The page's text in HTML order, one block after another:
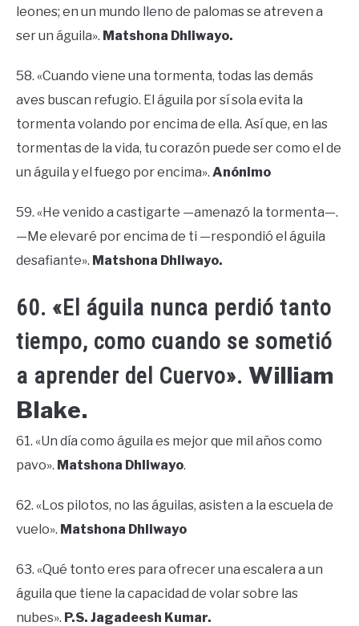
leones; en un mundo lleno de palomas se atreven a
ser un águila». Matshona Dhliwayo.
58. «Cuando viene una tormenta, todas las demás
aves buscan refugio. El águila por sí sola evita la
tormenta volando por encima de ella. Así que, en las
tormentas de la vida, tu corazón puede ser como el de
un águila y el fuego por encima». Anónimo
59. «He venido a castigarte —amenazó la tormenta—.
—Me elevaré por encima de ti —respondió el águila
desafiante». Matshona Dhliwayo.
60. «El águila nunca perdió tanto
tiempo, como cuando se sometió
a aprender del Cuervo». William
Blake.
61. «Un día como águila es mejor que mil años como
pavo». Matshona Dhliwayo.
62. «Los pilotos, no las águilas, asisten a la escuela de
vuelo». Matshona Dhliwayo
63. «Qué tonto eres para ofrecer una escalera a un
águila que tiene la capacidad de volar sobre las
nubes». P.S. Jagadeesh Kumar.